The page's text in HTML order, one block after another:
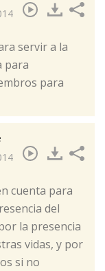
servir a la
para
para
cuenta para
del
la presencia
vidas, y por
si no